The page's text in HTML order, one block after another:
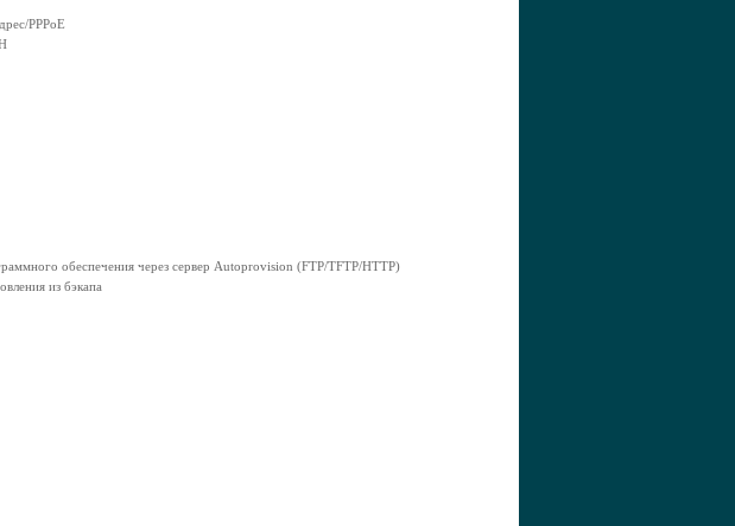
PPPoE
обеспечения через сервер Autoprovision (FTP/TFTP/HTTP)
из бэкапа